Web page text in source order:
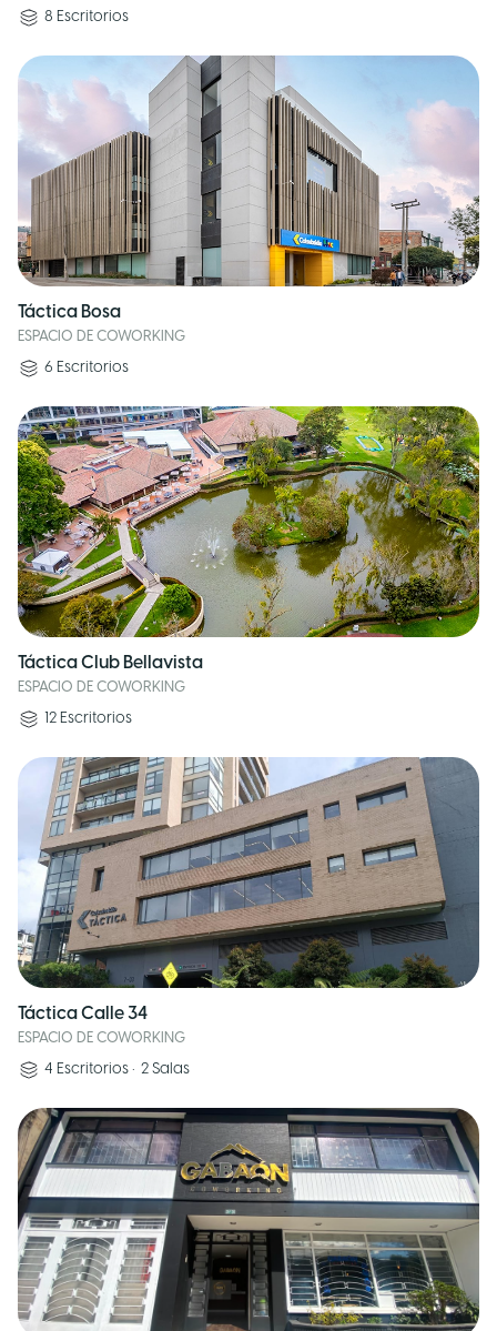
8 Escritorios
Táctica Bosa
ESPACIO DE COWORKING
6 Escritorios
Táctica Club Bellavista
ESPACIO DE COWORKING
12 Escritorios
Táctica Calle 34
ESPACIO DE COWORKING
4 Escritorios • 2 Salas